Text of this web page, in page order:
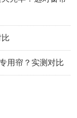
用帘？实测对比